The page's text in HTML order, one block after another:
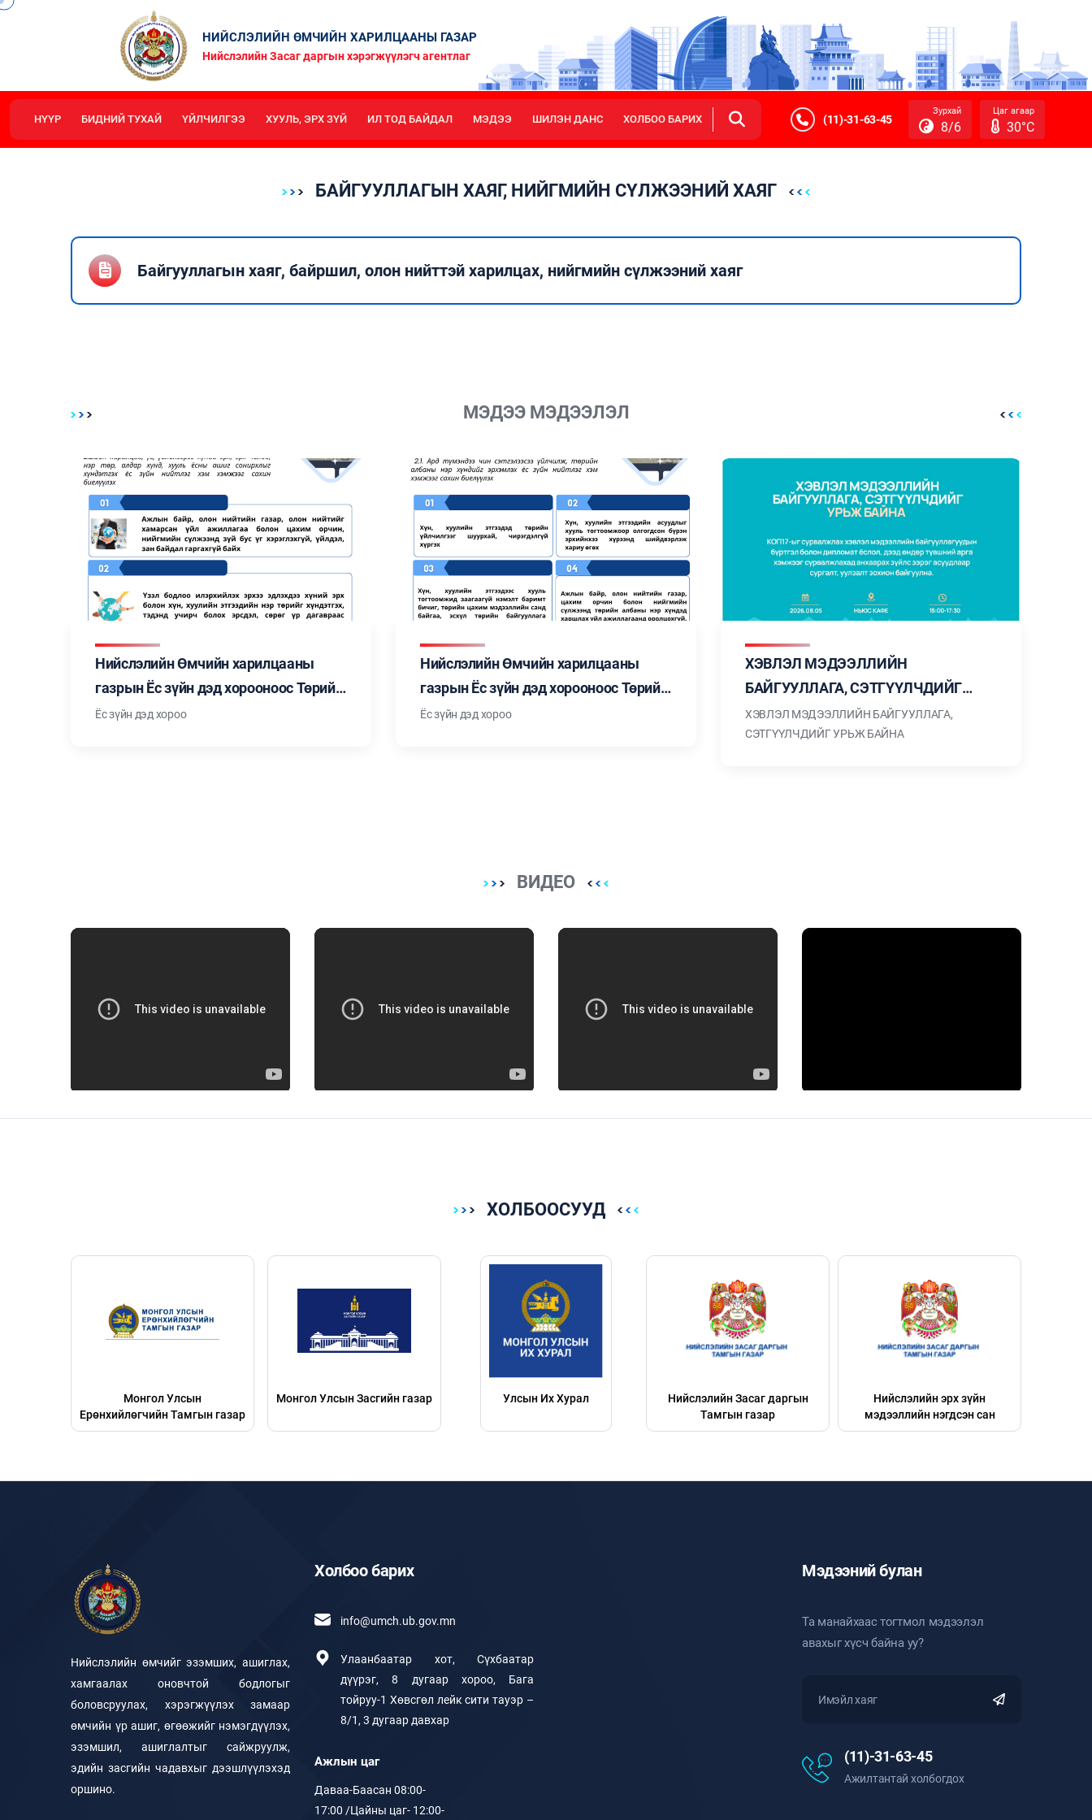
НИЙСЛЭЛИЙН ӨМЧИЙН ХАРИЛЦААНЫ ГАЗАР
Нийслэлийн Засаг даргын хэрэгжүүлэгч агентлаг
НҮҮР БИДНИЙ ТУХАЙ ҮЙЛЧИЛГЭЭ ХУУЛЬ, ЭРХ ЗҮЙ ИЛ ТОД БАЙДАЛ МЭДЭЭ ШИЛЭН ДАНС ХОЛБОО БАРИХ (11)-31-63-45
Зурхай
8/6
Цаг агаар
30°C
БАЙГУУЛЛАГЫН ХАЯГ, НИЙГМИЙН СҮЛЖЭЭНИЙ ХАЯГ
Байгууллагын хаяг, байршил, олон нийттэй харилцах, нийгмийн сүлжээний хаяг
МЭДЭЭ МЭДЭЭЛЭЛ
Нийслэлийн Өмчийн харилцааны
газрын Ёс зүйн дэд хорооноос Төрийн
албан хаагчийн ёс зүйн тухай хуульд
Ёс зүйн дэд хороо
Нийслэлийн Өмчийн харилцааны
газрын Ёс зүйн дэд хорооноос Төрийн
албан хаагчийн ёс зүйн тухай хуульд
Ёс зүйн дэд хороо
ХЭВЛЭЛ МЭДЭЭЛЛИЙН
БАЙГУУЛЛАГА, СЭТГҮҮЛЧДИЙГ
УРЬЖ БАЙНА
ХЭВЛЭЛ МЭДЭЭЛЛИЙН БАЙГУУЛЛАГА,
СЭТГҮҮЛЧДИЙГ УРЬЖ БАЙНА
ВИДЕО
ХОЛБООСУУД
Тамгын газар
Монгол Улсын Засгийн газар Улсын Их Хурал
Нийслэлийн Засаг даргын
Нийслэлийн эрх зүйн
мэдээллийн нэгдсэн сан
Ulaanbaatar.mn
Нийслэлийн өмчийг эзэмших, ашиглах,
хамгаалах оновчтой бодлогыг
боловсруулах, хэрэгжүүлэх замаар
өмчийн үр ашиг, өгөөжийг нэмэгдүүлэх,
эзэмшил, ашиглалтыг сайжруулж,
эдийн засгийн чадавхыг дээшлүүлэхэд
оршино.
Холбоо барих
info@umch.ub.gov.mn
Улаанбаатар хот, Сүхбаатар
дүүрэг, 8 дугаар хороо, Бага
тойруу-1 Хөвсгөл лейк сити тауэр –
8/1, 3 дугаар давхар
Ажлын цаг
Даваа-Баасан 08:00-
17:00 /Цайны цаг- 12:00-
Мэдээний булан
Та манайхаас тогтмол мэдээлэл
авахыг хүсч байна уу?
(11)-31-63-45
Ажилтантай холбогдох